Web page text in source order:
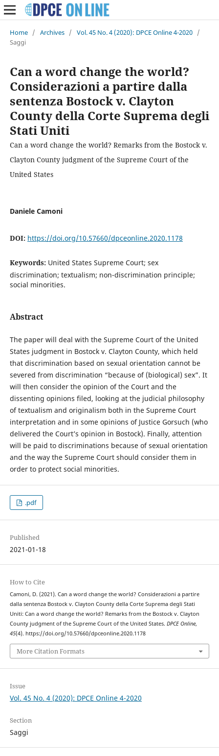
Home / Archives / Vol. 45 No. 4 (2020): DPCE Online 4-2020 /
Saggi
Can a word change the world?
Considerazioni a partire dalla
sentenza Bostock v. Clayton
County della Corte Suprema degli
Stati Uniti
Can a word change the world? Remarks from the Bostock v.
Clayton County judgment of the Supreme Court of the
United States
Daniele Camoni
DOI: https://doi.org/10.57660/dpceonline.2020.1178
Keywords: United States Supreme Court; sex
discrimination; textualism; non-discrimination principle;
social minorities.
Abstract
The paper will deal with the Supreme Court of the United
States judgment in Bostock v. Clayton County, which held
that discrimination based on sexual orientation cannot be
severed from discrimination “because of (biological) sex”. It
will then consider the opinion of the Court and the
dissenting opinions filed, looking at the judicial philosophy
of textualism and originalism both in the Supreme Court
interpretation and in some opinions of Justice Gorsuch (who
delivered the Court’s opinion in Bostock). Finally, attention
will be paid to discriminations because of sexual orientation
and the way the Supreme Court should consider them in
order to protect social minorities.
.pdf
Published
2021-01-18
How to Cite
Camoni, D. (2021). Can a word change the world? Considerazioni a partire
dalla sentenza Bostock v. Clayton County della Corte Suprema degli Stati
Uniti: Can a word change the world? Remarks from the Bostock v. Clayton
County judgment of the Supreme Court of the United States. DPCE Online,
45(4). https://doi.org/10.57660/dpceonline.2020.1178
More Citation Formats
Issue
Vol. 45 No. 4 (2020): DPCE Online 4-2020
Section
Saggi